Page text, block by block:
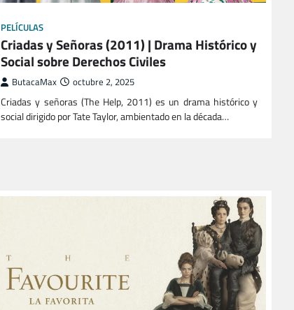
PELÍCULAS
Criadas y Señoras (2011) | Drama Histórico y
Social sobre Derechos Civiles
ButacaMax octubre 2, 2025
Criadas y señoras (The Help, 2011) es un drama histórico y
social dirigido por Tate Taylor, ambientado en la década…